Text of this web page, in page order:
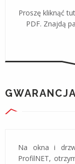
Proszę kliknąć
PDF. Znajdą
Na okna i
ProfilNET,